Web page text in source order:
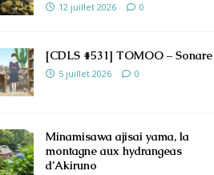
12 juillet 2026 0
[CDLS #531] TOMOO – Sonare
5 juillet 2026 0
Minamisawa ajisai yama, la
montagne aux hydrangeas
d’Akiruno